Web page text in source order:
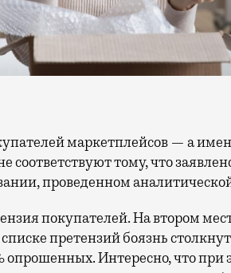
соответствуют тому, что
проведенном
покупателей. На втором
претензий боязнь
опрошенных. Интересно, что при